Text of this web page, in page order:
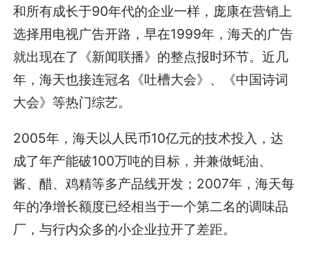
和所有成长于90年代的企业一样，庞康在营销上
选择用电视广告开路，早在1999年，海天的广告
就出现在了《新闻联播》的整点报时环节。近几
年，海天也接连冠名《吐槽大会》、《中国诗词
大会》等热门综艺。
2005年，海天以人民币10亿元的技术投入，达
成了年产能破100万吨的目标，并兼做蚝油、
酱、醋、鸡精等多产品线开发；2007年，海天每
年的净增长额度已经相当于一个第二名的调味品
厂，与行内众多的小企业拉开了差距。